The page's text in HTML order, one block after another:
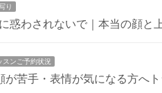
り
惑わされないで｜本当の顔と
スンご予約状況
が苦手・表情が気になる方へ